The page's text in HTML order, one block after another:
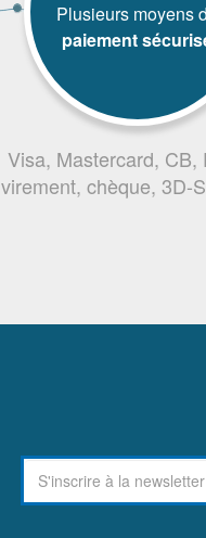
Plusieurs moyens
paiement
Visa, Mastercard, CB,
virement, chèque, 3D-